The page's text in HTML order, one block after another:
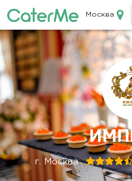
Москва
Строка
навигации
г. Москва